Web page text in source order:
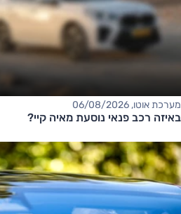
מערכת אוטו, 06/08/2026
באיזה רכב פנאי נוסעת מאיה קיי?